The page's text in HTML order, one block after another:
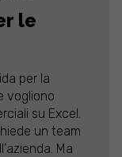
le
per la
vogliono
su Excel.
un team
Ma